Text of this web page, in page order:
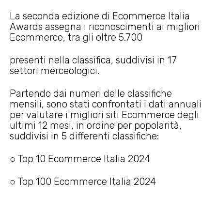
La seconda edizione di Ecommerce Italia
Awards assegna i riconoscimenti ai migliori
Ecommerce, tra gli oltre 5.700
presenti nella classifica, suddivisi in 17
settori merceologici.
Partendo dai numeri delle classifiche
mensili, sono stati confrontati i dati annuali
per valutare i migliori siti Ecommerce degli
ultimi 12 mesi, in ordine per popolarità,
suddivisi in 5 differenti classifiche:
○ Top 10 Ecommerce Italia 2024
○ Top 100 Ecommerce Italia 2024